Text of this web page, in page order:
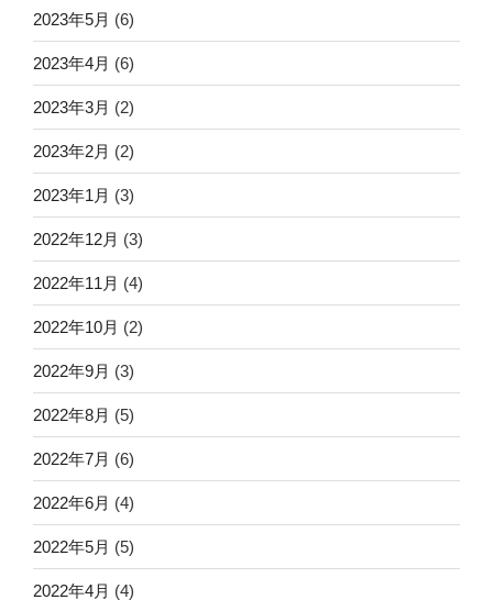
2023年5月 (6)
2023年4月 (6)
2023年3月 (2)
2023年2月 (2)
2023年1月 (3)
2022年12月 (3)
2022年11月 (4)
2022年10月 (2)
2022年9月 (3)
2022年8月 (5)
2022年7月 (6)
2022年6月 (4)
2022年5月 (5)
2022年4月 (4)